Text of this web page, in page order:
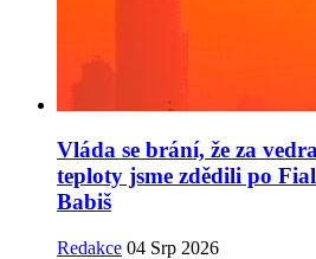
Vláda se brání, že za
teploty jsme zdědili po
Babiš
Redakce 04 Srp 2026